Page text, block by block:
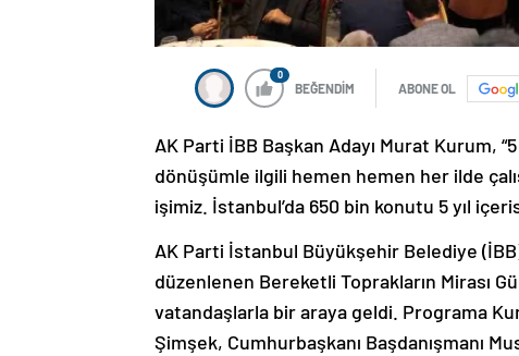
0
BEĞENDİM ABONE OL
AK Parti İBB Başkan Adayı Murat Kurum,
dönüşümle ilgili hemen hemen her ilde
işimiz. İstanbul’da 650 bin konutu 5 yıl
AK Parti İstanbul Büyükşehir Belediye
düzenlenen Bereketli Toprakların Mirası
vatandaşlarla bir araya geldi. Programa
Şimşek, Cumhurbaşkanı Başdanışmanı